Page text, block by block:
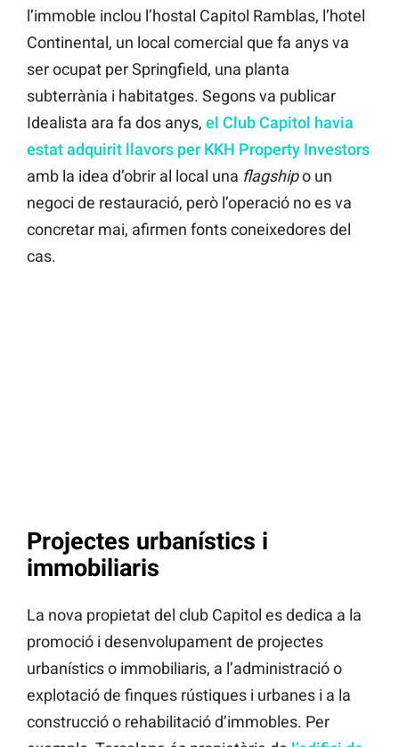
l’immoble inclou l’hostal Capitol Ramblas, l’hotel
Continental, un local comercial que fa anys va
ser ocupat per Springfield, una planta
subterrània i habitatges. Segons va publicar
Idealista ara fa dos anys, el Club Capitol havia
estat adquirit llavors per KKH Property Investors
amb la idea d’obrir al local una flagshipo un
negoci de restauració, però l’operació no es va
concretar mai, afirmen fonts coneixedores del
cas.
Projectes urbanístics i
immobiliaris
La nova propietat del club Capitol es dedica a la
promoció i desenvolupament de projectes
urbanístics o immobiliaris, a l’administració o
explotació de finques rústiques i urbanes i a la
construcció o rehabilitació d’immobles. Per